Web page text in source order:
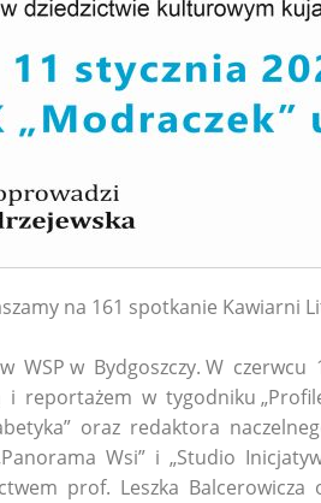
na 161 spotkanie Kawiarni
WSP w Bydgoszczy. W
i reportażem w tygodniku
oraz redaktora
Wsi” i „Studio
prof. Leszka Balcerowicza